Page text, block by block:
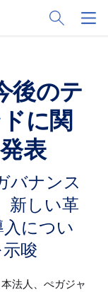
Toggle
後のテ
に関
表
バナンス
新しい革
につい
唆
法人、ぺガジャ